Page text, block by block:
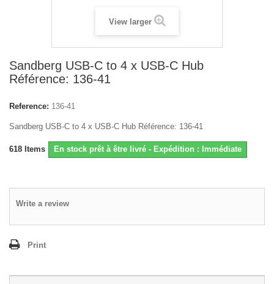
View larger
Sandberg USB-C to 4 x USB-C Hub
Référence: 136-41
Reference: 136-41
Sandberg USB-C to 4 x USB-C Hub Référence: 136-41
618 Items En stock prêt à être livré - Expédition : Immédiate
Write a review
Print